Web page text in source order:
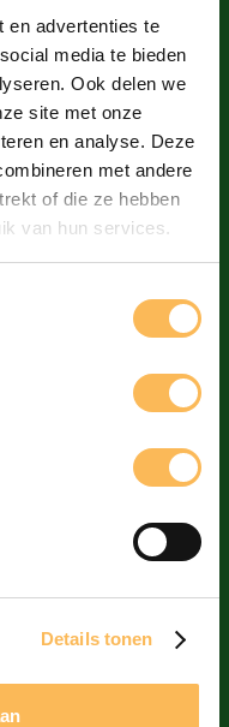
en advertenties te
media te bieden
Ook delen we
site met onze
en analyse. Deze
met andere
of die ze hebben
van hun services.
Details tonen